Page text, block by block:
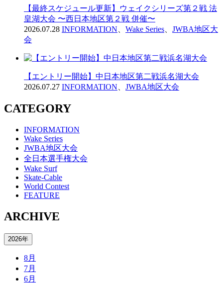
【最終スケジュール更新】ウェイクシリーズ第２戦 法
皇湖大会 〜西日本地区第２戦 併催〜
2026.07.28 INFORMATION Wake Series
JWBA地区大
会
【エントリー開始】中日本地区第二戦浜名湖大会
2026.07.27 INFORMATION JWBA地区大会
CATEGORY
INFORMATION
Wake Series
JWBA地区大会
全日本選手権大会
Wake Surf
Skate-Cable
World Contest
FEATURE
ARCHIVE
2026年
8月
7月
6月